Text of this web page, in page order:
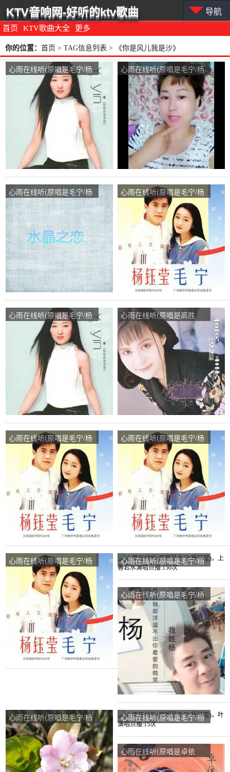
首页 KTV歌曲大全 更多
KTV音响网-好听的ktv歌曲 导航
你的位置： 首页 > TAG信息列表 > 《你是风儿我是沙》
心雨在线听(原唱是毛宁/杨
钰莹)，人生如梦ays演唱点
播:97次
心雨在线听(原唱是毛宁/杨
钰莹)，红玫瑰演唱点播:23
心雨在线听(原唱是毛宁/杨
钰莹)，梨花演唱点播:103
次
心雨在线听(原唱是毛宁/杨
钰莹)，幸运哥演唱点播:24
心雨在线听(原唱是毛宁/杨
钰莹)，梅若含香《拒私
信》演唱点播:60次
心雨在线听(原唱是高胜
美)，老帅哥演唱点播:37次
心雨在线听(原唱是毛宁/杨
钰莹)，岁月漫漫演唱点
播:37次
心雨在线听(原唱是毛宁/杨
钰莹)，幸福一家人演唱点
播:78次
心雨在线听(原唱是毛宁/杨
钰莹)，慧萍演唱点播:18次
心雨在线听(原唱是毛宁/杨
钰莹)，上善若水演唱点
播:150次
心雨在线听(原唱是毛宁/杨
钰莹)，楊氏贵族 忙碌
中……演唱点播:34次
心雨在线听(原唱是毛宁/杨
钰莹)，追梦演唱点播:27次
心雨在线听(原唱是毛宁/杨
钰莹)，叶演唱点播:15次
心雨在线听(原唱是卓依
婷)，雪儿演唱点播:55次